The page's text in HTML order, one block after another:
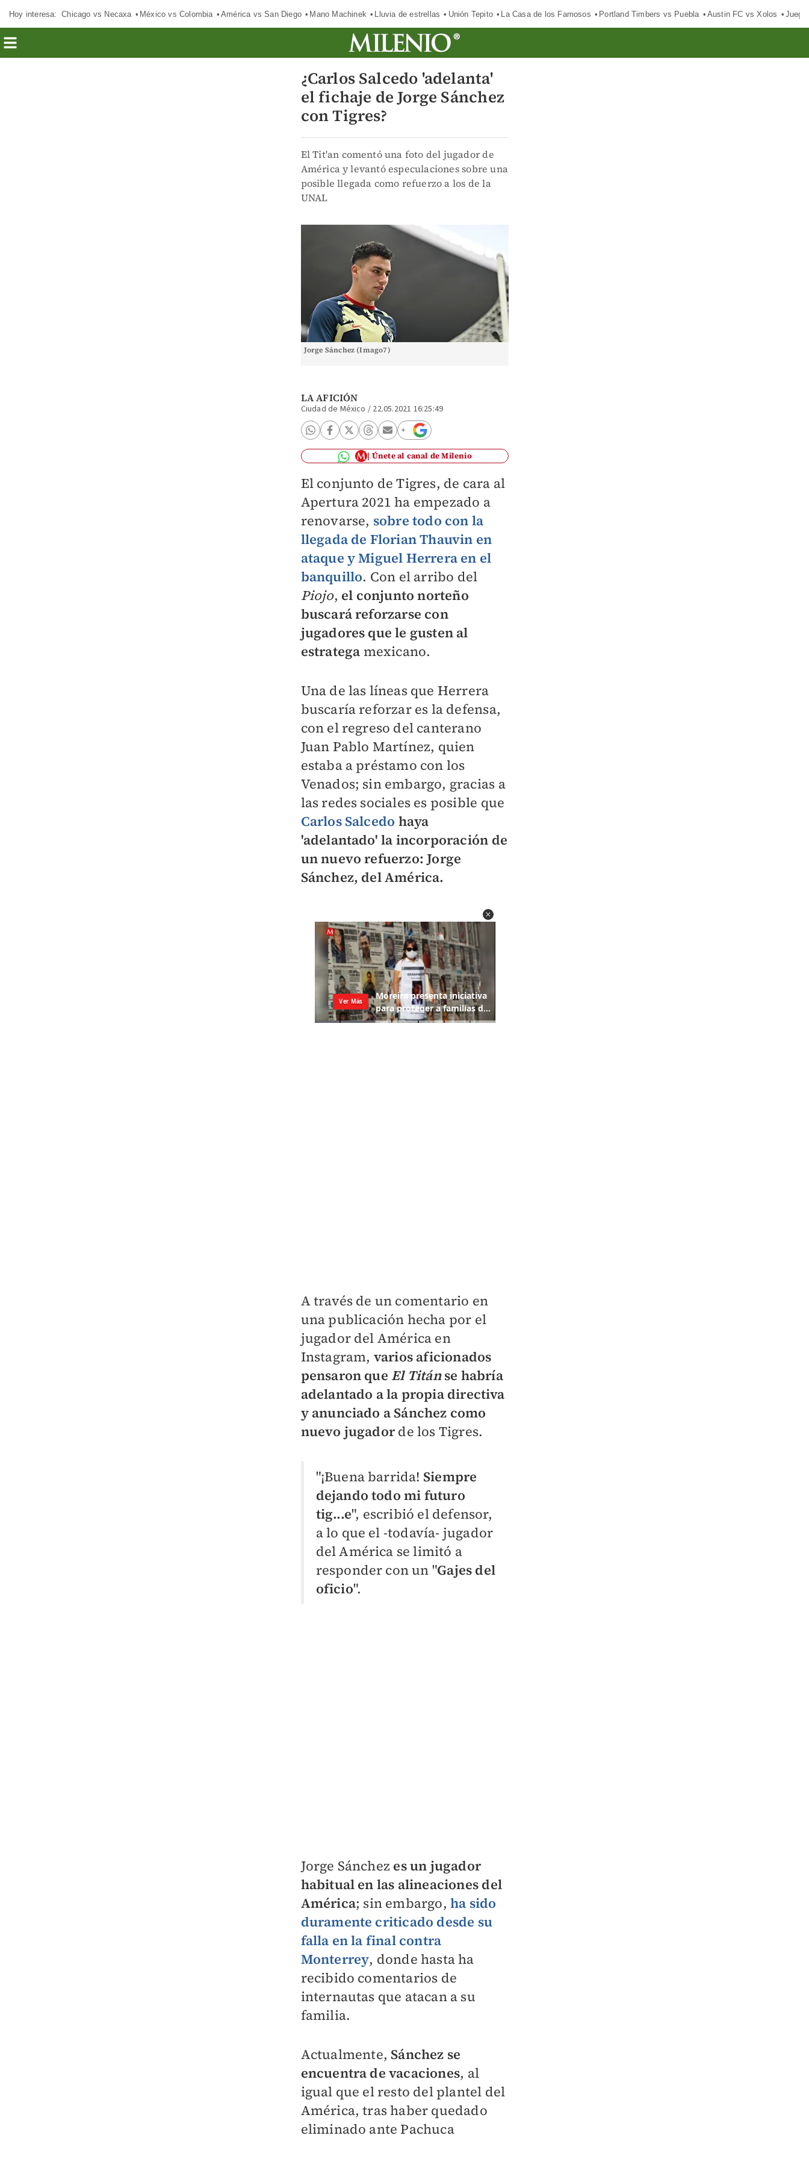
Hoy interesa: Chicago vs Necaxa México vs Colombia América vs San Diego Mano Machinek Lluvia de estrellas Unión Tepito La Casa de los Famosos Portland Timbers vs Puebla Austin FC vs Xolos
¿Carlos Salcedo 'adelanta'
el fichaje de Jorge Sánchez
con Tigres?
El Tit'an comentó una foto del jugador de
América y levantó especulaciones sobre una
posible llegada como refuerzo a los de la
UNAL
Jorge Sánchez (Imago7)
LA AFICIÓN
Ciudad de México / 22.05.2021 16:25:49
Únete al canal de Milenio
El conjunto de Tigres, de cara al
Apertura 2021 ha empezado a
renovarse, sobre todo con la
llegada de Florian Thauvin en
ataque y Miguel Herrera en el
banquillo. Con el arribo del
Piojo, el conjunto norteño
buscará reforzarse con
jugadores que le gusten al
estratega mexicano.
Una de las líneas que Herrera
buscaría reforzar es la defensa,
con el regreso del canterano
Juan Pablo Martínez, quien
estaba a préstamo con los
Venados; sin embargo, gracias a
las redes sociales es posible que
Carlos Salcedo haya
'adelantado' la incorporación de
un nuevo refuerzo: Jorge
Sánchez, del América.
A través de un comentario en
una publicación hecha por el
jugador del América en
Instagram, varios aficionados
pensaron que El Titánse habría
adelantado a la propia directiva
y anunciado a Sánchez como
nuevo jugadorde los Tigres.
"¡Buena barrida! Siempre
dejando todo mi futuro
tig...e", escribió el defensor,
a lo que el -todavía- jugador
del América se limitó a
responder con un "Gajes del
oficio".
Jorge Sánchez es un jugador
habitual en las alineaciones del
América; sin embargo, ha sido
duramente criticado desde su
falla en la final contra
Monterrey, donde hasta ha
recibido comentarios de
internautas que atacan a su
familia.
Actualmente, Sánchez se
encuentra de vacaciones, al
igual que el resto del plantel del
América, tras haber quedado
eliminado ante Pachuca